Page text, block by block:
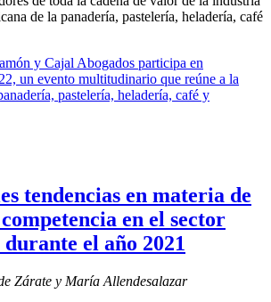
de la panadería, pastelería, heladería, café
y Cajal Abogados participa en
un evento multitudinario que reúne a la
pastelería, heladería, café y
tendencias en materia de
en el sector
el año 2021
Zárate y María Allendesalazar